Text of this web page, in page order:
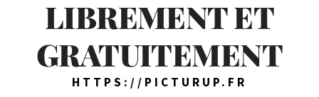
LIBREMENT ET
GRATUITEMENT
HTTPS://PICTURUP.FR